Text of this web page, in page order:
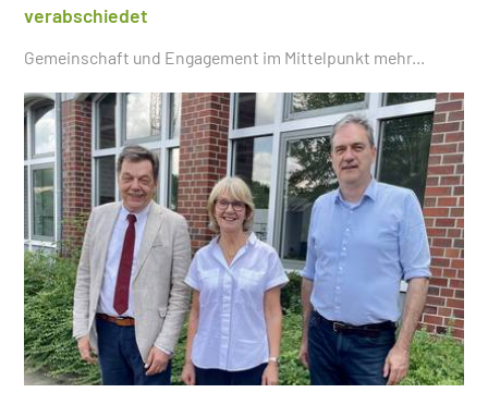
verabschiedet
Gemeinschaft und Engagement im Mittelpunkt mehr...